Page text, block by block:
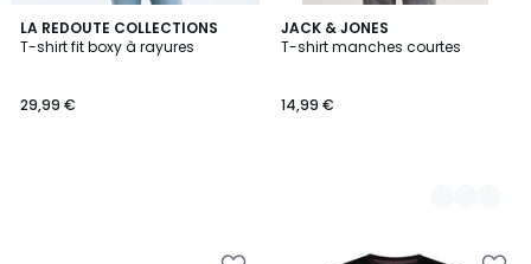
LA REDOUTE COLLECTIONS
T-shirt fit boxy à rayures
29,99 €
JACK & JONES
T-shirt manches courtes
14,99 €
2
Couleurs